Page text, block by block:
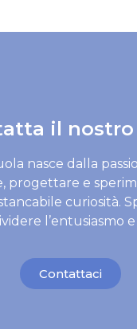
il
nasce dalla
progettare e
curiosità.
l’entusiasmo e
Contattaci